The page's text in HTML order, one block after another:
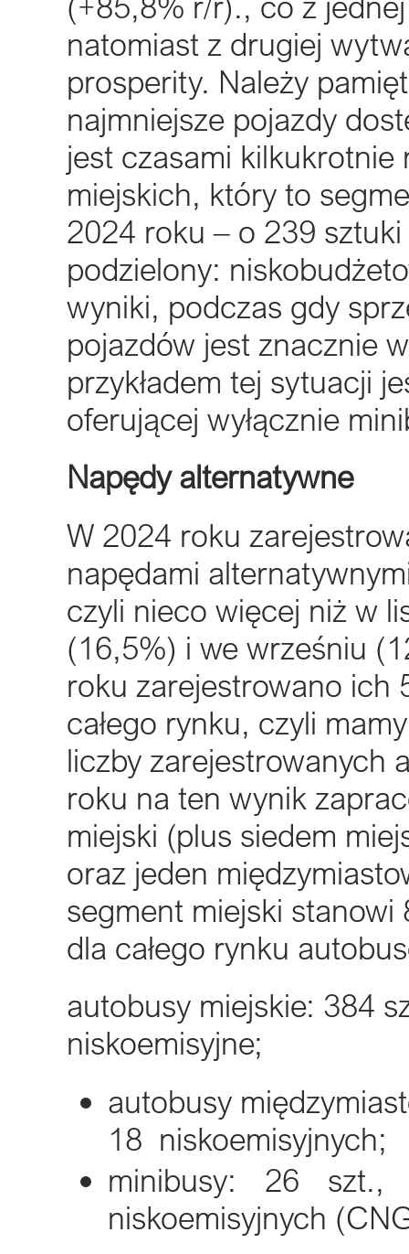
natomiast z drugiej
prosperity. Należy
najmniejsze pojazdy
jest czasami
miejskich, który to
2024 roku – o 239
podzielony:
wyniki, podczas gdy
pojazdów jest znacznie
przykładem tej sytuacji
oferującej wyłącznie
Napędy alternatywne
W 2024 roku
napędami
czyli nieco więcej niż w
(16,5%) i we wrześniu
roku zarejestrowano ich
całego rynku, czyli
liczby zarejestrowanych
roku na ten wynik
miejski (plus siedem
oraz jeden
segment miejski stanowi
dla całego rynku
autobusy miejskie: 384
niskoemisyjne;
autobusy
18 niskoemisyjnych;
minibusy: 26
niskoemisyjnych